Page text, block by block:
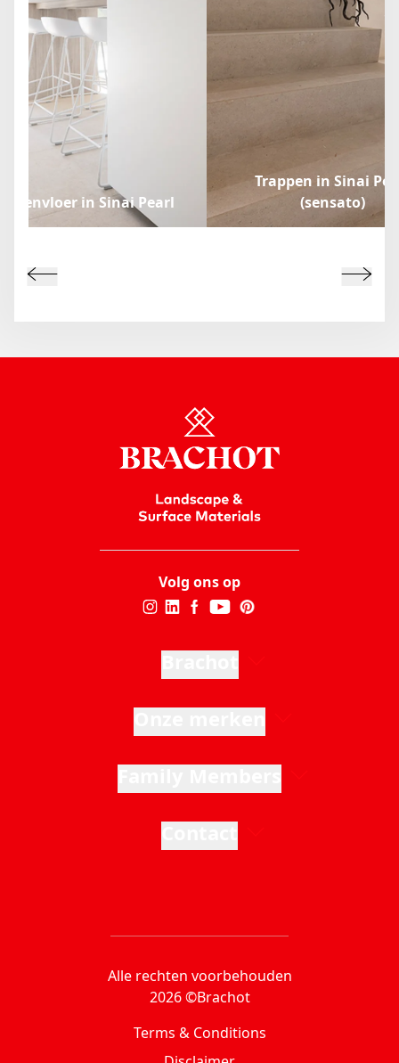
in Sinai Pearl
Trappen in Sinai
(sensato)
Volg ons op
Alle rechten voorbehouden
2026 ©Brachot
Terms & Conditions